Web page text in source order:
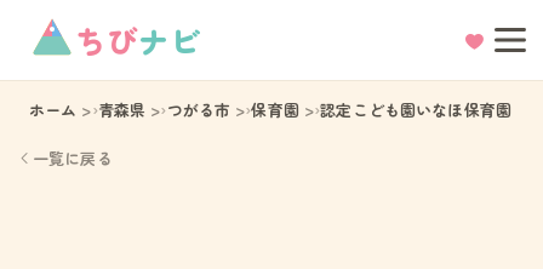
ちびナビ
ホーム 青森県 つがる市 保育園 認定こども園いなほ保育園
一覧に戻る